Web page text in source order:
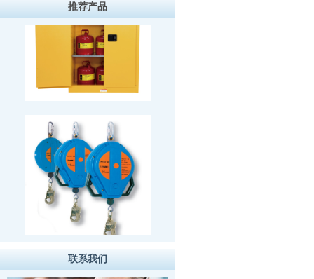
推荐产品
联系我们